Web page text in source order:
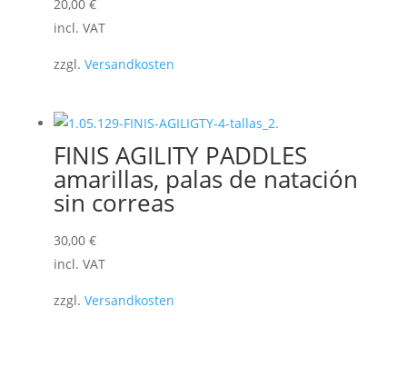
20,00 €
incl. VAT
zzgl. Versandkosten
FINIS AGILITY PADDLES
amarillas, palas de natación
sin correas
30,00 €
incl. VAT
zzgl. Versandkosten